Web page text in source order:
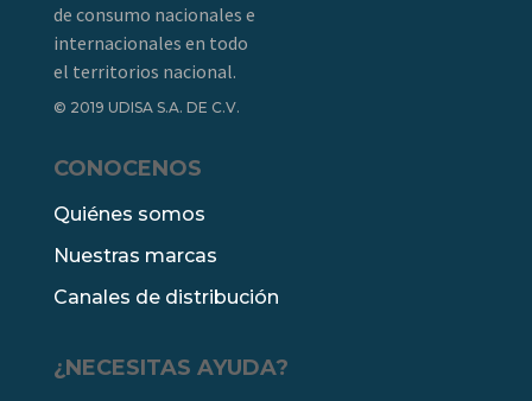
de consumo nacionales e
internacionales en todo
el territorios nacional.
© 2019 UDISA S.A. DE C.V.
CONOCENOS
Quiénes somos
Nuestras marcas
Canales de distribución
¿NECESITAS AYUDA?